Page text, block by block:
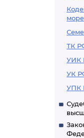
ТК
УИК
УК
УПК